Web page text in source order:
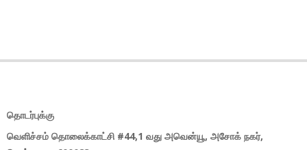
தொடர்புக்கு
வெளிச்சம் தொலைக்காட்சி #44,1 வது அவென்யூ, அசோக் நகர்,